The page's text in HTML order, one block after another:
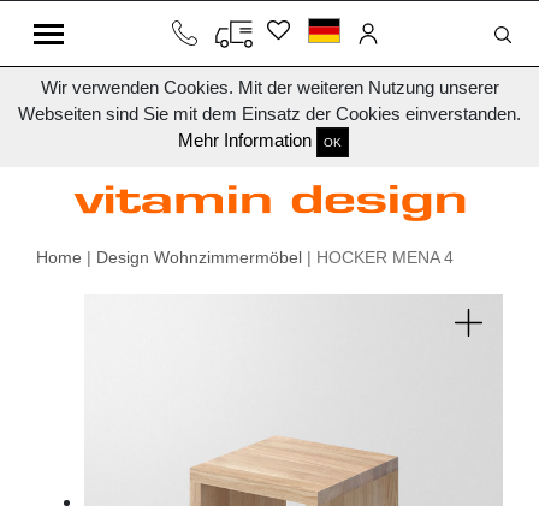
Wir verwenden Cookies. Mit der weiteren Nutzung unserer
Webseiten sind Sie mit dem Einsatz der Cookies einverstanden.
Mehr Information
OK
Home | Design Wohnzimmermöbel | HOCKER MENA 4